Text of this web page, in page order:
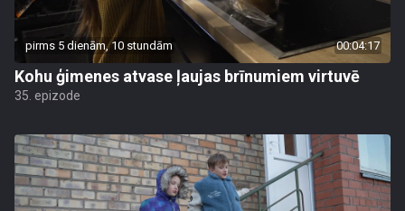
pirms 5 dienām, 10 stundām 00:04:17
Kohu ģimenes atvase ļaujas brīnumiem virtuvē
35. epizode